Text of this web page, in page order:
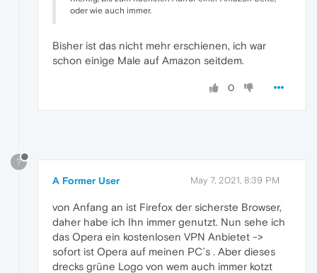
oder wie auch immer.
Bisher ist das nicht mehr erschienen, ich war
schon einige Male auf Amazon seitdem.
0
?
A Former User May 7, 2021, 8:39 PM
von Anfang an ist Firefox der sicherste Browser,
daher habe ich Ihn immer genutzt. Nun sehe ich
das Opera ein kostenlosen VPN Anbietet ->
sofort ist Opera auf meinen PC´s . Aber dieses
drecks grüne Logo von wem auch immer kotzt